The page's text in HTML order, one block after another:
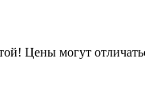
Цены могут